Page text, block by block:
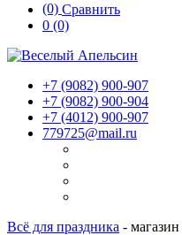
(0) Сравнить
0 (0)
+7 (9082) 900-907
+7 (9082) 900-904
+7 (4012) 900-907
779725@mail.ru
Всё для праздника - магазин